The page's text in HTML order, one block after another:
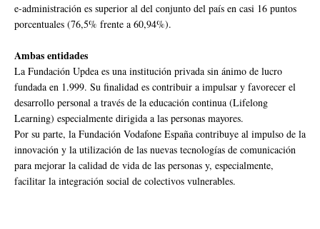
e-administración es superior al del conjunto del país en casi 16 puntos
porcentuales (76,5% frente a 60,94%).
Ambas entidades
La Fundación Updea es una institución privada sin ánimo de lucro
fundada en 1.999. Su finalidad es contribuir a impulsar y favorecer el
desarrollo personal a través de la educación continua (Lifelong
Learning) especialmente dirigida a las personas mayores.
Por su parte, la Fundación Vodafone España contribuye al impulso de la
innovación y la utilización de las nuevas tecnologías de comunicación
para mejorar la calidad de vida de las personas y, especialmente,
facilitar la integración social de colectivos vulnerables.